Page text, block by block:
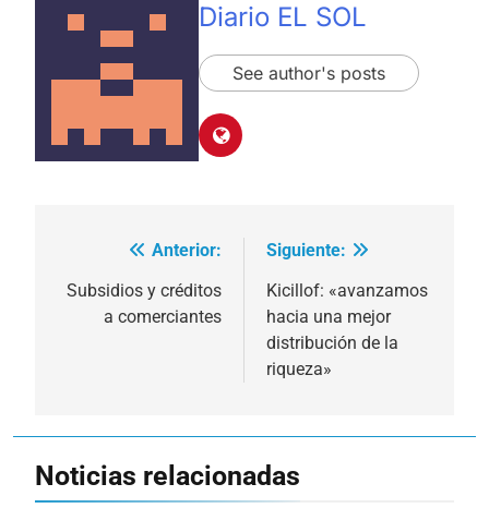
Diario EL SOL
See author's posts
Navegación
de
Anterior:
Subsidios y créditos
a comerciantes
Siguiente:
Kicillof: «avanzamos
hacia una mejor
distribución de la
riqueza»
Noticias relacionadas